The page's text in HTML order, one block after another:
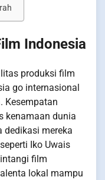
Indonesia
produksi film
go internasional
Kesempatan
kenamaan dunia
dedikasi mereka
Iko Uwais
film
lokal mampu